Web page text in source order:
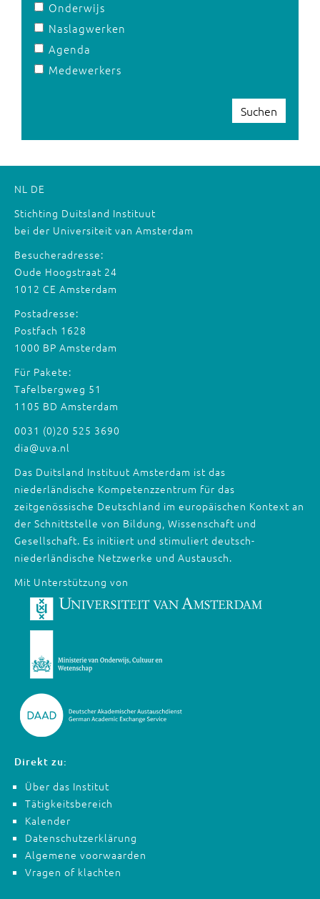
Onderwijs
Naslagwerken
Agenda
Medewerkers
Suchen
NL DE
Stichting Duitsland Instituut
bei der Universiteit van Amsterdam
Besucheradresse:
Oude Hoogstraat 24
1012 CE Amsterdam
Postadresse:
Postfach 1628
1000 BP Amsterdam
Für Pakete:
Tafelbergweg 51
1105 BD Amsterdam
0031 (0)20 525 3690
dia@uva.nl
Das Duitsland Instituut Amsterdam ist das
niederländische Kompetenzzentrum für das
zeitgenössische Deutschland im europäischen Kontext an
der Schnittstelle von Bildung, Wissenschaft und
Gesellschaft. Es initiiert und stimuliert deutsch-
niederländische Netzwerke und Austausch.
Mit Unterstützung von
Direkt zu:
Über das Institut
Tätigkeitsbereich
Kalender
Datenschutzerklärung
Algemene voorwaarden
Vragen of klachten